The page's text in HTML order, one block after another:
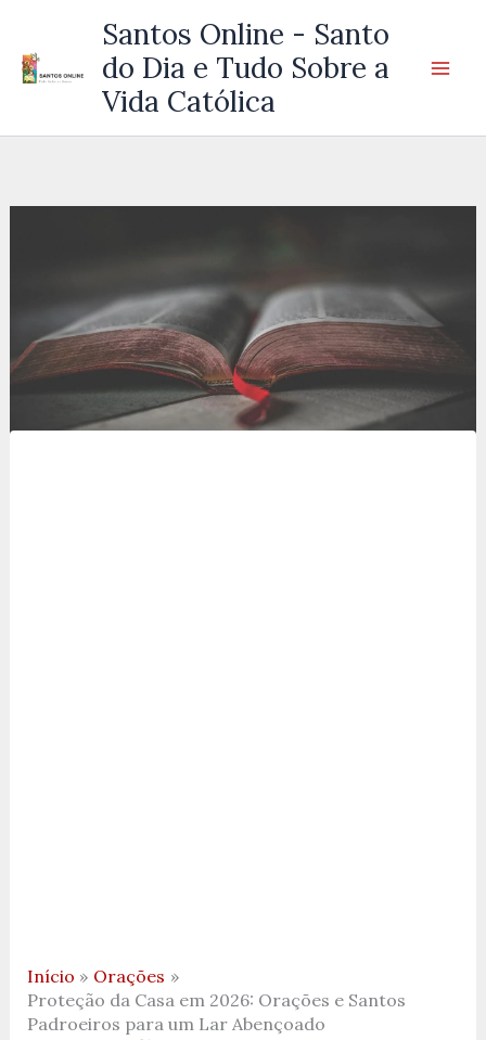
Santos Online - Santo
do Dia e Tudo Sobre a
Vida Católica
Início
Orações
Proteção da Casa em 2026: Orações e Santos
Padroeiros para um Lar Abençoado